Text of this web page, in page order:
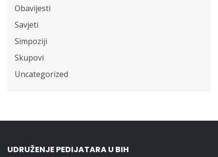
Obavijesti
Savjeti
Simpoziji
Skupovi
Uncategorized
UDRUŽENJE PEDIJATARA U BIH